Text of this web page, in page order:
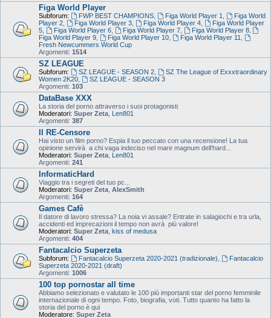
Figa World Player
Subforum: FWP BEST CHAMPIONS, Figa World Player 1
Figa World
Player 2
Figa World Player 3, Figa World Player 4,
Figa World Player
5
Figa World Player 6, Figa World Player 7, Figa World Player 8,
Figa World Player 9
Figa World Player 10, Figa World Player 11
Fresh Newcummers World Cup
Argomenti: 1514
SZ LEAGUE
Subforum: SZ LEAGUE - SEASON 2,
SZ The League of Exxxtraordinary
Women 2K20
SZ LEAGUE - SEASON 3
Argomenti: 103
DataBase XXX
La storia del porno attraverso i suoi protagonisti
Moderatori: Super Zeta Len801
Argomenti: 387
Il RE-Censore
Hai visto un film porno? Espia il tuo peccato con una recensione! La tua
opinione servirà a chi vaga indeciso nel mare magnum dell'hard...
Moderatori: Super Zeta Len801
Argomenti: 241
InformaticHard
Viaggio tra i segreti del tuo pc...
Moderatori: Super Zeta AlexSmith
Argomenti: 164
Games Cafè
Il datore di lavoro stressa? La noia vi assale? Entrate in salagiochi e tra urla,
accidenti ed imprecazioni il tempo non avrà più valore!
Moderatori: Super Zeta kiss of medusa
Argomenti: 404
Fantacalcio Superzeta
Subforum: Fantacalcio Superzeta 2020-2021 (tradizionale)
Fantacalcio
Superzeta 2020-2021 (draft)
Argomenti: 1006
100 top pornostar all time
Abbiamo selezionato e valutato le 100 più importanti star del porno femminile
internazionale di ogni tempo. Foto, biografia, voti. Tutto quanto ha fatto la
storia del porno è qui
Moderatore: Super Zeta